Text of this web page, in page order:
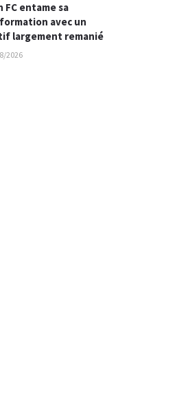
FC entame sa
avec un
largement remanié
2026